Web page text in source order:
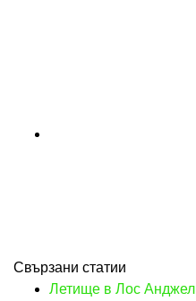
Свързани статии
Летище в Лос